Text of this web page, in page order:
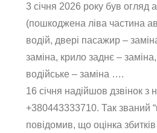
3 січня 2026 року був огляд
(пошкоджена ліва частина
водій, двері пасажир –
заміна, крило заднє –
водійське – заміна ….
16 січня надійшов дзвінок з
+380443333710. Так званий
повідомив, що оцінка